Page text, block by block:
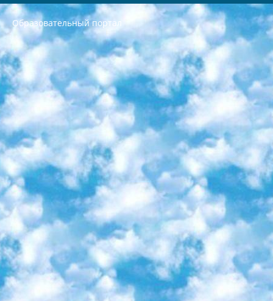
Образовательный портал
РЕСПУБЛИКА УЗБЕКИСТАН МИНИСТРЕРСТВО ДОШКОЛЬНОГО И ШКОЛЬНОГО ОБРАЗОВАНИЯ КОМАНДА в общеобразовательных учреждениях в 2023-2024 учебном году организация и проведение итоговой государственной аттестации обучающихся о Министра дошкольного и школьного образования Республики Узбекистан от 4 марта 2008 года (постановлением Минюста от 20 марта 2008 года № 1778 государственной регистрации) «Итоговое состояние учащихся общего среднего образования на основании положения об утверждении положения об аттестации общего среднего образования выпускной экзамен студентов в образовательных учреждениях в 2023-2024 учебном году В целях организации и прохождения аттестации приказываю: 1. Следующее: перечень предметов, по которым будет проводиться итоговая государственная аттестация и экзамен формы перевода согласно приложению 1; сертификаты международного образца, оценивающие уровень владения иностранными языками перечень согласно приложению 2; 2. Педагогический при специализированных образовательных учреждениях. научно-практический центр квалификации и международной оценки (Д.Давидова) 2024 г. До 25 марта: задания по предметам, по которым будет проводиться итоговая аттестация разработка и утверждение технических условий; итоговая аттестация на основании разработанного предметного задания разработка вопросов по предметам (устно и письменно), экзамен передача; общеобразовательные средние школы и специальные учебные заведения учащиеся выпускных классов школ и интернатов в агентской системе подготовка базы данных экзаменационных материалов и критериев оценки; перевод базы экзаменационных материалов на все языки обучения подать в Республиканский образовательный центр для изготовления; варианты экзаменов на основе разработанных контрольных материалов пусть будут поставлены задачи формирования. 3. Республиканский образовательный центр (Ш.Худайкулов) до 5 апреля 2024 года. до: база данных предоставленных экзаменационных материалов на все языки обучения перевод и экспертиза; для слепых, слабовидящих, глухих, слабослышащих и умственно отсталых детей учащиеся выпускных классов специализированных школ и школ-интернатов база данных экзаменационных материалов на всех преподаваемых языках подготовка критериев оценки; специализированные школы для умственно отсталых детей и технологии для учащихся выпускных классов школ-интернатов разработка соответствующих рекомендаций и критериев проведения ЕГЭ по естествознанию давать задания. 4. Педагогический при специализированных образовательных учреждениях. Научно-практический центр навыков и международной оценки (Д.Давидова), Республика образовательный центр (Худайкулов Ш.) итоговый государственный аттестационный экзамен ориентирован на творческое и логическое мышление при подготовке базы материалов учитывать введение заданий. 5. Следует отметить, что: сертификат государственного образца о знании общеобразовательного предмета и как минимум национальный уровень B1 по предметам на иностранных языках, указанным в Приложении 2. или международно признанный сертификат эквивалентного уровня студенты, изучающие определенный предмет, освобождаются от экзамена; по соответствующим предметам запланирована итоговая государственная аттестация за день до дня, путем жеребьевки Рабочей группой (в письменной форме по предметам, проводимым в форме) из числа сформированных вариантов выбрано 2 варианта; 2 выбранных варианта экзамена анонсированы на официальном сайте министерства и все выпускники по всей стране на основе этих вариантов проводит итоговую государственную аттестацию. 6. Государственное образование учащихся средних общеобразовательных учреждений. знания в соответствии с квалификационными требованиями, которые необходимо приобрести на основании стандартов итоговый (выпускной) контроль для 9 и 11 классов в целях тестирования Экзамены (далее – экзамены) состоят из предметов, перечисленных в приложении 1. будет сделано. 7. Экзамены пройдут с 26 мая по 15 июня 2024 г. (кроме науки физического воспитания). 8. Физическая для учащихся 9 классов общесредних образовательных учреждений. Экзамены по предмету «Образование, квалификация медицина» 1-6 мая 2024 года. сотрудники перевести под присмотр (с отклонениями в физическом или умственном развитии) специализированная школа для детей, школы-интернаты и со сколиозом школы-интернаты санаторного типа для больных детей исключены). 9. Он был слепым, слабовидящим и имел нарушения опорно-двигательного аппарата. экзамены в специализированных школах и интернатах для детей должны проводиться исходя из требований, предъявляемых к общеобразовательным учреждениям (физкультура кроме науки). 10. Специализированная школа для глухих и слабослышащих детей. и экзамены в интернатах и быть реализован в виде письменного теста по математике. 11. Специальность для умственно отсталых детей. Для 9 класса Родной язык и литературное письмо Государственный язык (язык обучения – узбекский). для неклассов) написано Математическое письмо Письменная/устная история Узбекистана Физическое воспитание практично Итоговый контроль Для 11 класса Написание родного языка и литературы (эссе) Математическое письмо Узбекский язык (обучение на узбекском языке) не посещающее общее среднее образование для учреждений)/Образовательное учреждение выбор письменный и устный Иностранный язык письменный/устный Письменная/устная история Узбекистана *По выбору студента:  Химия  Физика  Основы государственного права  География 10 бесплатных образовательных ресурсов - Мы составили подборку онлайн-проектов с интерактивными упражнениями, видеолекциями и статьями. Они помогут вам обрести новые и освежить старые знания бесплатно. 1. «ИНТУИТ» Старейшая образовательная площадка Рунета. Здесь вы найдёте сотни текстовых и видеокурсов на десятки различных тем — от программирования до психологии. Многие курсы подготовлены российскими университетами и крупными международными компаниями вроде Intel и Microsoft. Самостоятельное обучение бесплатное, но желающие могут оплатить услуги персональных наставников. 2. «Смартия» знакомит с актуальными профессиями и подсказывает, как им обучаться. Выбрав заинтересовавшую вас специальность — SMM-специалист, фотограф, веб-дизайнер или другую, — увидите список необходимых для неё умений. Чтобы вы могли освоить их самостоятельно, для каждого умения площадка отображает подборку ссылок на учебные материалы. Хотя «Смартия» ориентируется на русскоязычную аудиторию, часть контента всё же доступна только на английском. 3. «Лекторий Физтеха» Проект Московского физико-технического института (Физтеха). С его помощью вы можете смотреть онлайн серии лекций, записанные на видео в этом вузе. В числе доступных предметов — физика, биология, химия, информационные технологии и другие. К некоторым лекциям администрация ресурса прилагает готовые конспекты, которые можно скачивать в PDF-формате. 4. ITMOcourses Онлайн-площадка Санкт-Петербургского национального исследовательского университета информационных технологий, механики и оптики (ИТМО). Ресурс предоставляет свободный доступ к курсам, разработанным в этом вузе. Каталог материалов разбит на четыре категории: «Оптические системы и технологии», «Приборостроение и робототехника», «Информационные технологии» и «Биотехнологии». Курсы состоят из видеолекций, интерактивных демонстраций и заданий. 5. «КиберЛенинка» Электронная научная библиотека открытого доступа. Каталог площадки регулярно обрастает текстами статей из различных научных изданий. Сгруппированные по журналам и рубрикам публикации можно читать онлайн или скачивать целиком в PDF-формате. Проект нацелен на популяризацию науки за счёт открытого доступа к качественной информации. 6. «ПостНаука» На этом ресурсе публикуют подборки видеолекций, составленные экспертами из разных отраслей и объединённые общими темами. Среди них, к примеру, есть серии «Биоинформатика и геномика», «Культура средневековой Скандинавии» и Cinema Studies о теории кино. Каждая подборка лекций — логически связанная история, рассказанная экспертом от первого лица. Кроме того, на сайте появляются научно-образовательные статьи и тесты на разные темы. 7. «Newочём» Команда проекта «Newочём» отбирает самые интересные тексты из англоязычных СМИ и переводит те из них, за которые голосуют участники сообщества «ВКонтакте». По большей части это научно-популярные статьи. Редакторы придумывают лишь заголовки, в остальном содержание переводов соответствует оригиналам. Полные тексты можно читать прямо в социальной сети. 8. InternetUrok Онлайн-база материалов по основным дисциплинам школьной программы. Информация на сайте структурирована по классам, предметам и темам (урокам). Каждый урок состоит из видеолекций и конспектов. Есть также интерактивные тренажёры и тесты для закрепления пройденного материала. Даже если вы давно окончили школу, возможность повторить программу старших классов всегда может пригодиться. 9. Edutainme Ещё один ресурс об образовании. В отличие от Newtonew, как мне кажется, Edutainme больше ориентируется на представителей индустрии: педагогов, предпринимателей, разработчиков образовательных проектов. Но и любой, кто просто стремится к саморазвитию, найдёт на сайте много полезного и интересного для себя. Например, информацию о новых курсах и образовательных сервисах. 10. Newtonew Онлайн-медиа об образовании и обучении в широком смысле. Авторы Newtonew пишут об инструментах, заведениях, тактиках и стратегиях, которые помогают учить других и получать новые знания самостоятельно. На этой площадке вы найдёте новости, обзоры, аналитические мат